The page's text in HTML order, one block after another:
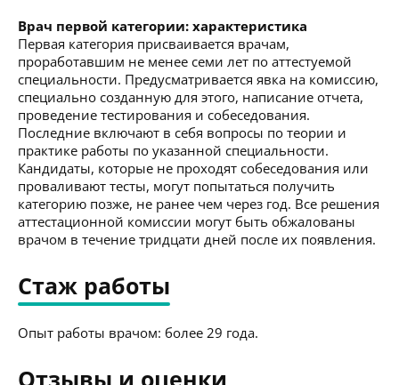
Врач первой категории: характеристика
Первая категория присваивается врачам,
проработавшим не менее семи лет по аттестуемой
специальности. Предусматривается явка на комиссию,
специально созданную для этого, написание отчета,
проведение тестирования и собеседования.
Последние включают в себя вопросы по теории и
практике работы по указанной специальности.
Кандидаты, которые не проходят собеседования или
проваливают тесты, могут попытаться получить
категорию позже, не ранее чем через год. Все решения
аттестационной комиссии могут быть обжалованы
врачом в течение тридцати дней после их появления.
Стаж работы
Опыт работы врачом: более 29 года.
Отзывы и оценки